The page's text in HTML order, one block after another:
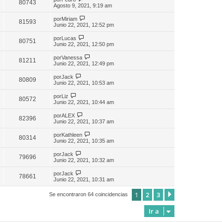
80743
Agosto 9, 2021, 9:19 am
81593 porMiriam
Junio 22, 2021, 12:52 pm
80751 porLucas
Junio 22, 2021, 12:50 pm
81211 porVanessa
Junio 22, 2021, 12:49 pm
80809 porJack
Junio 22, 2021, 10:53 am
80572 porLiz
Junio 22, 2021, 10:44 am
82396 porALEX
Junio 22, 2021, 10:37 am
80314 porKathleen
Junio 22, 2021, 10:35 am
79696 porJack
Junio 22, 2021, 10:32 am
78661 porJack
Junio 22, 2021, 10:31 am
Se encontraron 64 coincidencias 1 2 3
Ir a